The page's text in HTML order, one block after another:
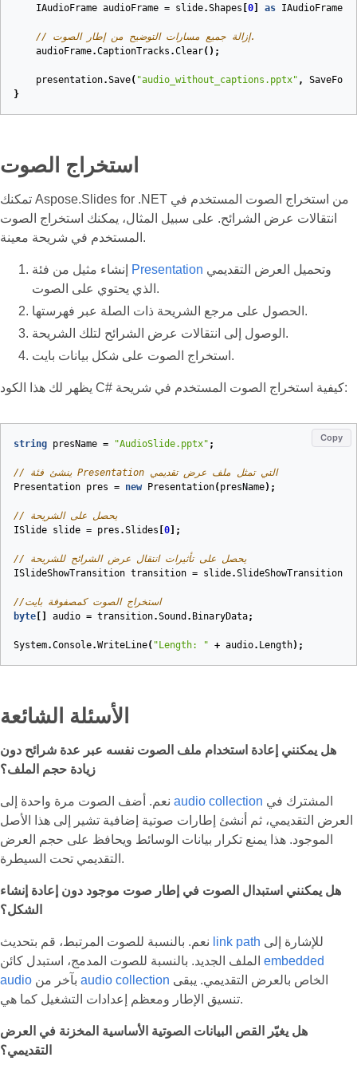
IAudioFrame audioFrame = slide.Shapes [0] as IAudioFrame
// إزالة جميع مسارات التوضيح من إطار الصوت.
audioFrame.CaptionTracks .Clear();
presentation.Save( "audio_without_captions.pptx" ,
}
استخراج الصوت
تمكنك Aspose.Slides for .NET من استخراج الصوت المستخدم في
انتقالات عرض الشرائح. على سبيل المثال، يمكنك استخراج الصوت
المستخدم في شريحة معينة.
Presentation
الذي يحتوي على الصوت.
الحصول على مرجع الشريحة ذات الصلة عبر فهرستها.
الوصول إلى انتقالات عرض الشرائح لتلك الشريحة.
استخراج الصوت على شكل بيانات بايت.
يظهر لك هذا الكود C# كيفية استخراج الصوت المستخدم في شريحة:
Copy
string presName = "AudioSlide.pptx" ;
// ينشئ فئة Presentation التي تمثل ملف عرض تقديمي
Presentation pres = new Presentation(presName);
// يحصل على الشريحة
ISlide slide = pres .Slides [0];
// يحصل على تأثيرات انتقال عرض الشرائح للشريحة
ISlideShowTransition transition = slide.SlideShowTransition
//استخراج الصوت كمصفوفة بايت
byte [] audio = transition.Sound . BinaryData;
System.Console.WriteLine( "Length: " + audio. Length);
الأسئلة الشائعة
هل يمكنني إعادة استخدام ملف الصوت نفسه عبر عدة شرائح دون
زيادة حجم الملف؟
audio collection
العرض التقديمي، ثم أنشئ إطارات صوتية إضافية تشير إلى هذا الأصل
الموجود. هذا يمنع تكرار بيانات الوسائط ويحافظ على حجم العرض
التقديمي تحت السيطرة.
هل يمكنني استبدال الصوت في إطار صوت موجود دون إعادة إنشاء
الشكل؟
link path
embedded
audio
audio collection
تنسيق الإطار ومعظم إعدادات التشغيل كما هي.
هل يغيّر القص البيانات الصوتية الأساسية المخزنة في العرض
التقديمي؟